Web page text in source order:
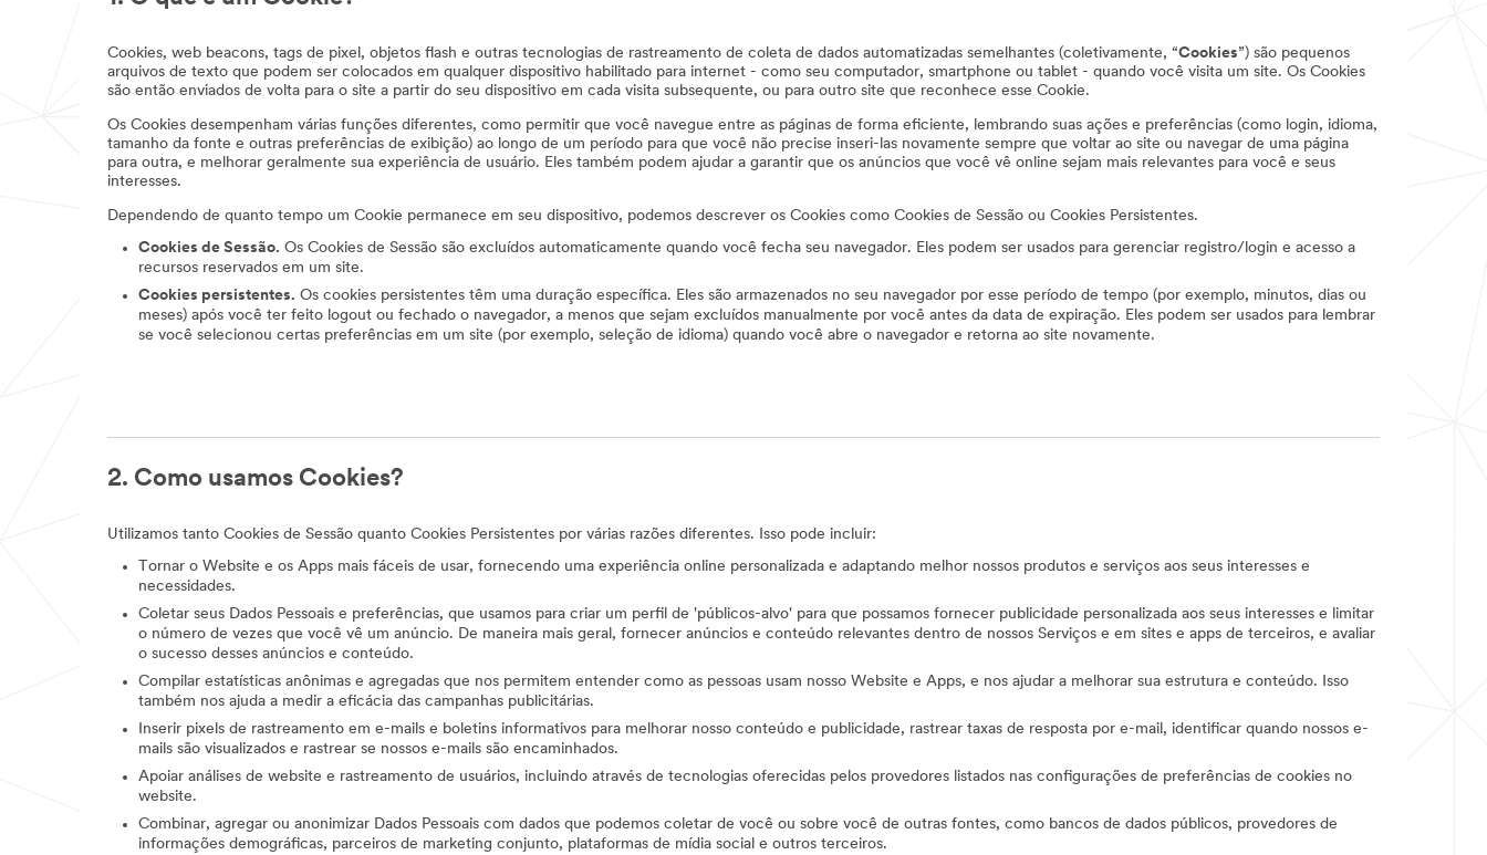
Cookies, web beacons, tags de pixel, objetos flash e outras tecnologias de rastreamento de coleta de dados automatizadas semelhantes (coletivamente, “Cookies”) são pequenos
arquivos de texto que podem ser colocados em qualquer dispositivo habilitado para internet - como seu computador, smartphone ou tablet - quando você visita um site. Os Cookies
são então enviados de volta para o site a partir do seu dispositivo em cada visita subsequente, ou para outro site que reconhece esse Cookie.
Os Cookies desempenham várias funções diferentes, como permitir que você navegue entre as páginas de forma eficiente, lembrando suas ações e preferências (como login, idioma,
tamanho da fonte e outras preferências de exibição) ao longo de um período para que você não precise inseri-las novamente sempre que voltar ao site ou navegar de uma página
para outra, e melhorar geralmente sua experiência de usuário. Eles também podem ajudar a garantir que os anúncios que você vê online sejam mais relevantes para você e seus
interesses.
Dependendo de quanto tempo um Cookie permanece em seu dispositivo, podemos descrever os Cookies como Cookies de Sessão ou Cookies Persistentes.
Cookies de Sessão. Os Cookies de Sessão são excluídos automaticamente quando você fecha seu navegador. Eles podem ser usados para gerenciar registro/login e acesso a
recursos reservados em um site.
Cookies persistentes. Os cookies persistentes têm uma duração específica. Eles são armazenados no seu navegador por esse período de tempo (por exemplo, minutos, dias ou
meses) após você ter feito logout ou fechado o navegador, a menos que sejam excluídos manualmente por você antes da data de expiração. Eles podem ser usados para lembrar
se você selecionou certas preferências em um site (por exemplo, seleção de idioma) quando você abre o navegador e retorna ao site novamente.
2. Como usamos Cookies?
Utilizamos tanto Cookies de Sessão quanto Cookies Persistentes por várias razões diferentes. Isso pode incluir:
Tornar o Website e os Apps mais fáceis de usar, fornecendo uma experiência online personalizada e adaptando melhor nossos produtos e serviços aos seus interesses e
necessidades.
Coletar seus Dados Pessoais e preferências, que usamos para criar um perfil de 'públicos-alvo' para que possamos fornecer publicidade personalizada aos seus interesses e limitar
o número de vezes que você vê um anúncio. De maneira mais geral, fornecer anúncios e conteúdo relevantes dentro de nossos Serviços e em sites e apps de terceiros, e avaliar
o sucesso desses anúncios e conteúdo.
Compilar estatísticas anônimas e agregadas que nos permitem entender como as pessoas usam nosso Website e Apps, e nos ajudar a melhorar sua estrutura e conteúdo. Isso
também nos ajuda a medir a eficácia das campanhas publicitárias.
Inserir pixels de rastreamento em e-mails e boletins informativos para melhorar nosso conteúdo e publicidade, rastrear taxas de resposta por e-mail, identificar quando nossos e-
mails são visualizados e rastrear se nossos e-mails são encaminhados.
Apoiar análises de website e rastreamento de usuários, incluindo através de tecnologias oferecidas pelos provedores listados nas configurações de preferências de cookies no
website.
Combinar, agregar ou anonimizar Dados Pessoais com dados que podemos coletar de você ou sobre você de outras fontes, como bancos de dados públicos, provedores de
informações demográficas, parceiros de marketing conjunto, plataformas de mídia social e outros terceiros.